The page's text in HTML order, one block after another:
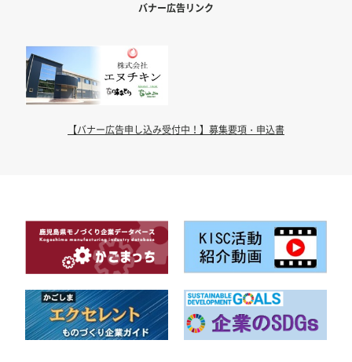
バナー広告リンク
【バナー広告申し込み受付中！】募集要項・申込書